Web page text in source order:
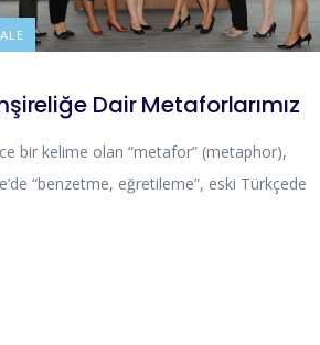
Dair Metaforlarımız
bir kelime olan “metafor” (metaphor),
“benzetme, eğretileme”, eski Türkçede